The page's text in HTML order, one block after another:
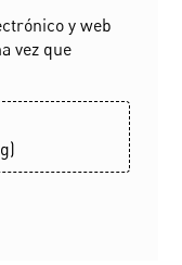
y web
vez que